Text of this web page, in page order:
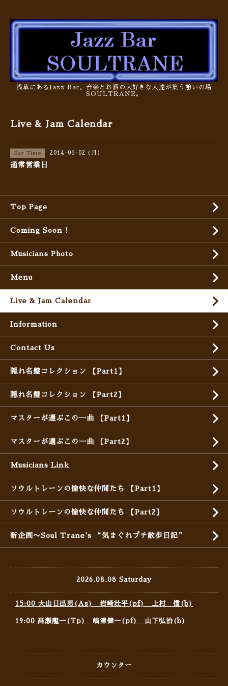
浅草にあるJazz Bar。音楽とお酒の大好きな人達が集う憩いの場
SOULTRANE。
Live & Jam Calendar
Bar Time 2014-06-02 (月)
通常営業日
Top Page
Coming Soon !
Musicians Photo
Menu
Live & Jam Calendar
Information
Contact Us
隠れ名盤コレクション 【Part1】
隠れ名盤コレクション 【Part2】
マスターが選ぶこの一曲 【Part1】
マスターが選ぶこの一曲 【Part2】
Musicians Link
ソウルトレーンの愉快な仲間たち 【Part1】
ソウルトレーンの愉快な仲間たち 【Part2】
新企画〜Soul Trane's “気まぐれプチ散歩日記”
2026.08.08 Saturday
15:00 大山日出男(As) 岩崎壮平(pf) 上村 信(b)
19:00 高瀬龍一(Tp) 嶋津健一(pf) 山下弘治(b)
カウンター